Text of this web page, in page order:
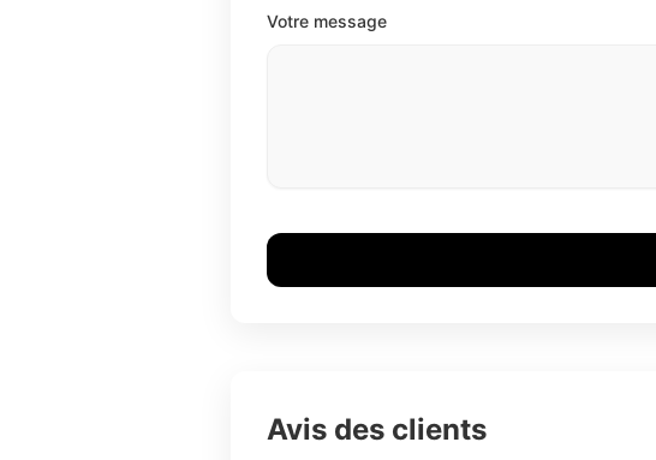
Votre message
Avis des clients